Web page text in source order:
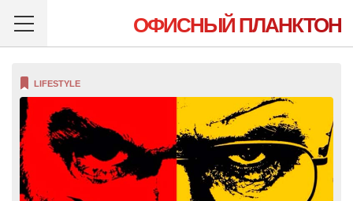
ОФИСНЫЙ ПЛАНКТОН
LIFESTYLE